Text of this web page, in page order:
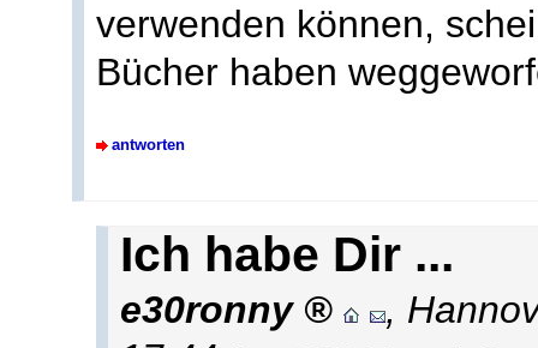
verwenden können,
Bücher haben
antworten
Ich habe Dir ...
e30ronny ,